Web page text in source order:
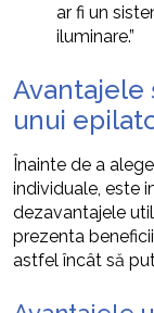
ar fi un
iluminare.”
Avantajele
unui
Înainte de a
individuale, este
dezavantajele
prezenta
astfel încât să